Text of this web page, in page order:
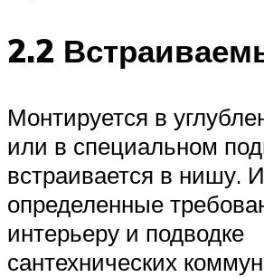
2.2
Монтируется в
или в специальном
встраивается в нишу.
определенные
интерьеру и подводке
сантехнических